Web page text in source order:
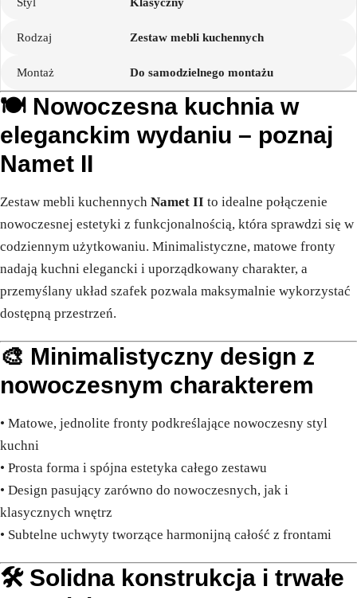
Styl Klasyczny
Rodzaj Zestaw mebli kuchennych
Montaż Do samodzielnego montażu
🍽️ Nowoczesna kuchnia w
eleganckim wydaniu – poznaj
Namet II
Zestaw mebli kuchennych Namet II to idealne połączenie
nowoczesnej estetyki z funkcjonalnością, która sprawdzi się w
codziennym użytkowaniu. Minimalistyczne, matowe fronty
nadają kuchni elegancki i uporządkowany charakter, a
przemyślany układ szafek pozwala maksymalnie wykorzystać
dostępną przestrzeń.
🎨 Minimalistyczny design z
nowoczesnym charakterem
• Matowe, jednolite fronty podkreślające nowoczesny styl
kuchni
• Prosta forma i spójna estetyka całego zestawu
• Design pasujący zarówno do nowoczesnych, jak i
klasycznych wnętrz
• Subtelne uchwyty tworzące harmonijną całość z frontami
🛠️ Solidna konstrukcja i trwałe